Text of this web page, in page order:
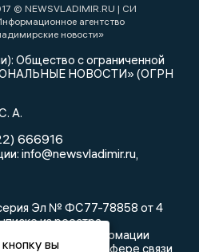
© NEWSVLADIMIR.RU | СИ
агентство
новости»
Общество с ограниченной
НОВОСТИ» (ОГРН
А.
666916
info@newsvladimir.ru,
Эл № ФС77-78858 от 4
из реестра
массовой информации
по надзору в сфере связи,
вы